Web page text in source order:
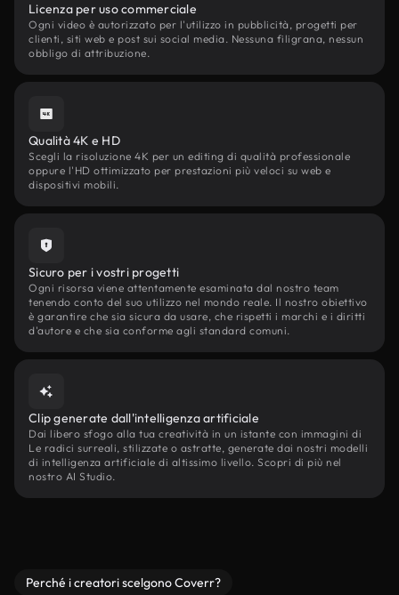
Licenza per uso commerciale
Ogni video è autorizzato per l'utilizzo in pubblicità, progetti per
clienti, siti web e post sui social media. Nessuna filigrana, nessun
obbligo di attribuzione.
Qualità 4K e HD
Scegli la risoluzione 4K per un editing di qualità professionale
oppure l'HD ottimizzato per prestazioni più veloci su web e
dispositivi mobili.
Sicuro per i vostri progetti
Ogni risorsa viene attentamente esaminata dal nostro team
tenendo conto del suo utilizzo nel mondo reale. Il nostro obiettivo
è garantire che sia sicura da usare, che rispetti i marchi e i diritti
d'autore e che sia conforme agli standard comuni.
Clip generate dall'intelligenza artificiale
Dai libero sfogo alla tua creatività in un istante con immagini di
Le radici surreali, stilizzate o astratte, generate dai nostri modelli
di intelligenza artificiale di altissimo livello. Scopri di più nel
nostro AI Studio.
Perché i creatori scelgono Coverr?